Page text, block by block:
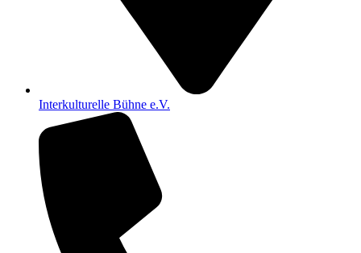
Interkulturelle Bühne e.V.